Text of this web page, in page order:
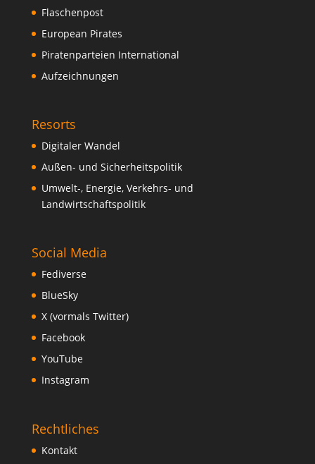
Flaschenpost
European Pirates
Piratenparteien International
Aufzeichnungen
Resorts
Digitaler Wandel
Außen- und Sicherheitspolitik
Umwelt-, Energie, Verkehrs- und
Landwirtschaftspolitik
Social Media
Fediverse
BlueSky
X (vormals Twitter)
Facebook
YouTube
Instagram
Rechtliches
Kontakt